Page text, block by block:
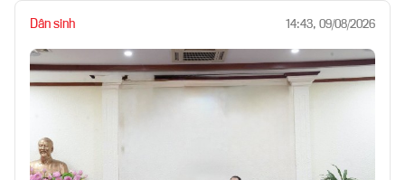
Dân sinh 14:43, 09/08/2026